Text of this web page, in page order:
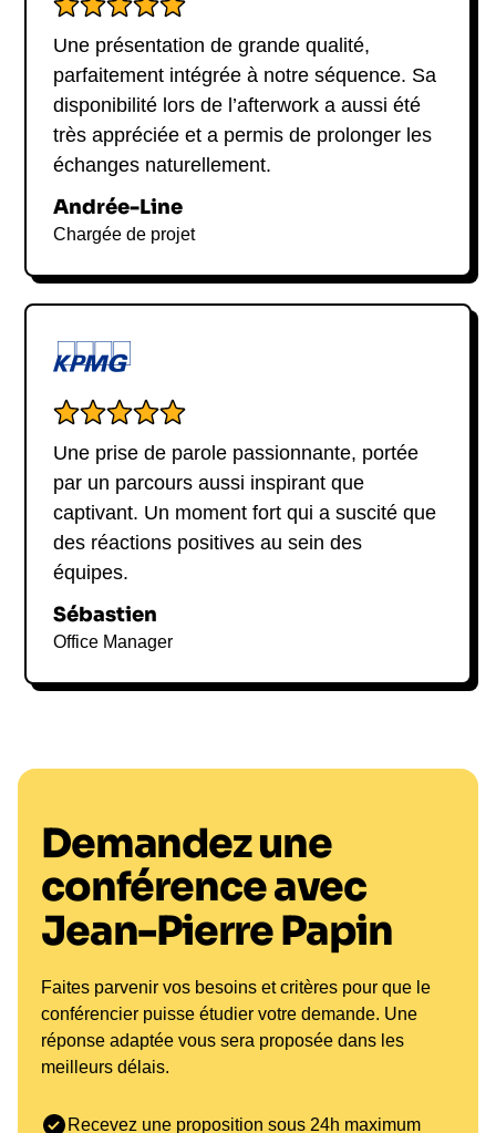
Une présentation de grande qualité,
parfaitement intégrée à notre séquence. Sa
disponibilité lors de l’afterwork a aussi été
très appréciée et a permis de prolonger les
échanges naturellement.
Andrée-Line
Chargée de projet
Une prise de parole passionnante, portée
par un parcours aussi inspirant que
captivant. Un moment fort qui a suscité que
des réactions positives au sein des
équipes.
Sébastien
Office Manager
Demandez une
conférence avec
Jean-Pierre Papin
Faites parvenir vos besoins et critères pour que le
conférencier puisse étudier votre demande. Une
réponse adaptée vous sera proposée dans les
meilleurs délais.
Recevez une proposition sous 24h maximum